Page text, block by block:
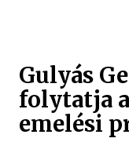
Gulyás
folytatja
emelési